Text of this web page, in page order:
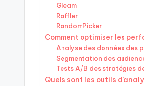
Gleam
Raffler
RandomPicker
Comment optimiser les
Analyse des données des
Segmentation des
Tests A/B des stratégies
Quels sont les outils